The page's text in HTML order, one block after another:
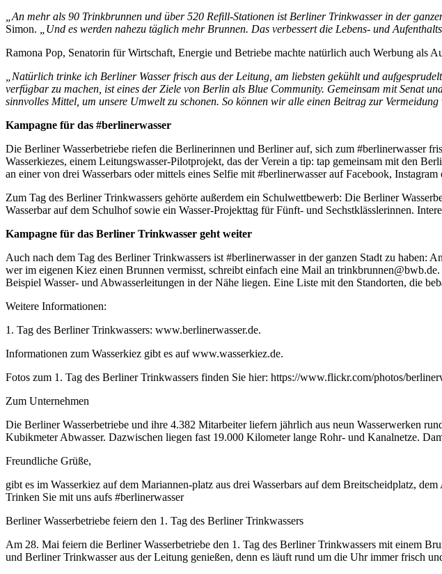
„An mehr als 90 Trinkbrunnen und über 520 Refill-Stationen ist Berliner Trinkwasser in der
Simon.
„Und es werden nahezu täglich mehr Brunnen. Das verbessert die Lebens- und
Ramona Pop, Senatorin für Wirtschaft, Energie und Betriebe machte natürlich auch Werbung als
„Natürlich trinke ich Berliner Wasser frisch aus der Leitung, am liebsten gekühlt und
verfügbar zu machen, ist eines der Ziele von Berlin als Blue Community. Gemeinsam mit Senat
sinnvolles Mittel, um unsere Umwelt zu schonen. So können wir alle einen Beitrag zur
Kampagne für das #berlinerwasser
Die Berliner Wasserbetriebe riefen die Berlinerinnen und Berliner auf, sich zum #berlinerwasser
Wasserkiezes, einem Leitungswasser-Pilotprojekt, das der Verein a tip: tap gemeinsam mit den
an einer von drei Wasserbars oder mittels eines Selfie mit #berlinerwasser auf Facebook, Instagram
Zum Tag des Berliner Trinkwassers gehörte außerdem ein Schulwettbewerb: Die Berliner
Wasserbar auf dem Schulhof sowie ein Wasser-Projekttag für Fünft- und Sechstklässlerinnen.
Kampagne für das Berliner Trinkwasser geht weiter
Auch nach dem Tag des Berliner Trinkwassers ist #berlinerwasser in der ganzen Stadt zu
wer im eigenen Kiez einen Brunnen vermisst, schreibt einfach eine Mail an
Beispiel Wasser- und Abwasserleitungen in der Nähe liegen. Eine Liste mit den Standorten, die
Weitere Informationen:
1. Tag des Berliner Trinkwassers: www.berlinerwasser.de.
Informationen zum Wasserkiez gibt es auf www.wasserkiez.de.
Fotos zum 1. Tag des Berliner Trinkwassers finden Sie hier: https://www.flickr.com/photos/
Zum Unternehmen
Die Berliner Wasserbetriebe und ihre 4.382 Mitarbeiter liefern jährlich aus neun Wasserwerken
Kubikmeter Abwasser. Dazwischen liegen fast 19.000 Kilometer lange Rohr- und Kanalnetze.
Freundliche Grüße,
gibt es im Wasserkiez auf dem Mariannen-platz aus drei Wasserbars auf dem Breitscheidplatz,
Trinken Sie mit uns aufs #berlinerwasser
Berliner Wasserbetriebe feiern den 1. Tag des Berliner Trinkwassers
Am 28. Mai feiern die Berliner Wasserbetriebe den 1. Tag des Berliner Trinkwassers mit einem
und Berliner Trinkwasser aus der Leitung genießen, denn es läuft rund um die Uhr immer frisch